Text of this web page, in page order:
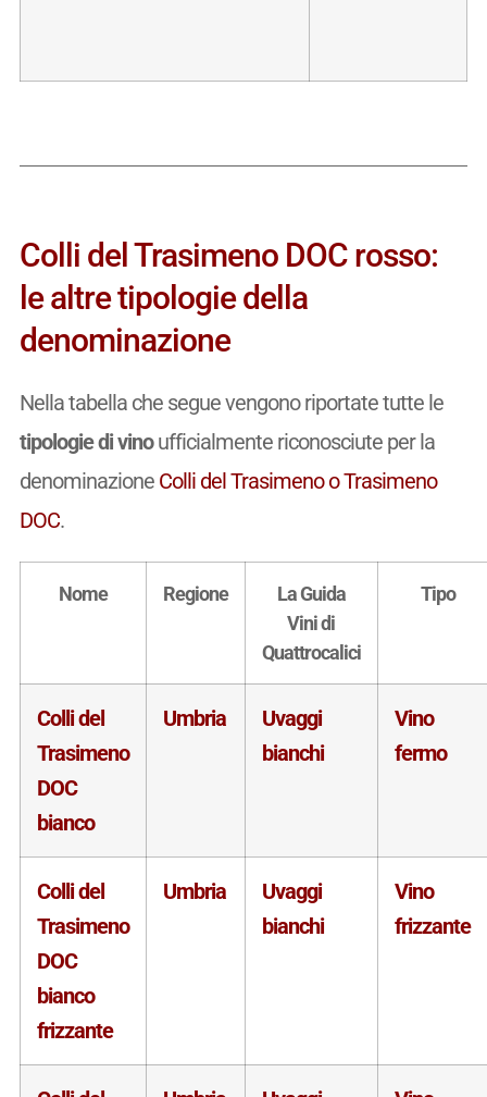
Colli del Trasimeno DOC rosso:
le altre tipologie della
denominazione
Nella tabella che segue vengono riportate tutte le
tipologie di vinoufficialmente riconosciute per la
denominazione Colli del Trasimeno o Trasimeno
DOC.
Nome Regione
La Guida
Vini di
Quattrocalici
Tipo
Colli del
Trasimeno
DOC
bianco
Umbria
Uvaggi
bianchi
Vino
fermo
Colli del
Trasimeno
DOC
bianco
frizzante
Umbria
Uvaggi
bianchi
Vino
frizzante